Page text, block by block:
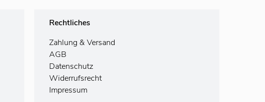
Rechtliches
Zahlung & Versand
AGB
Datenschutz
Widerrufsrecht
Impressum